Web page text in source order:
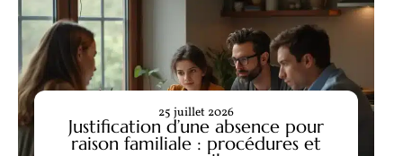
Justification d’une absence pour
raison familiale : procédures et
25 juillet 2026